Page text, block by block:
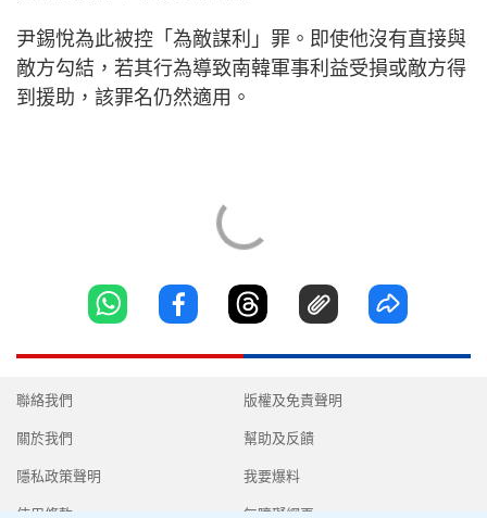
尹錫悅為此被控「為敵謀利」罪。即使他沒有直接與
敵方勾結，若其行為導致南韓軍事利益受損或敵方得
到援助，該罪名仍然適用。
聯絡我們
關於我們
隱私政策聲明
使用條款
版權及免責聲明
幫助及反饋
我要爆料
無障礙網頁